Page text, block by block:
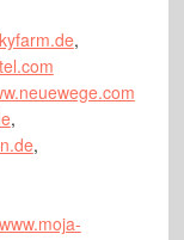
,
,
,
www.moja-